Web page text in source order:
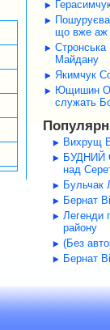
що вже аж
Стронська
Майдану
Якимчук
Ющишин
служать
Вихрущ
БУДНИЙ
над
Бульчак
Бернат
Легенди
району
(Без
Бернат